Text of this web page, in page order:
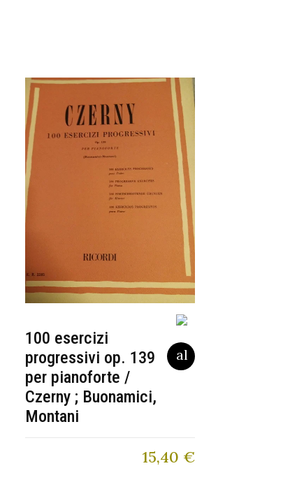
100 esercizi
progressivi op. 139
per pianoforte /
Czerny ; Buonamici,
Montani
15,40 €